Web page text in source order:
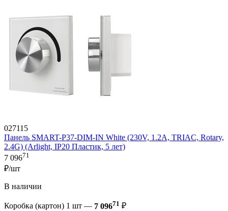
027115
Панель SMART-P37-DIM-IN White (230V, 1.2A, TRIAC, Rotary,
2.4G) (Arlight, IP20 Пластик, 5 лет)
7 09671
₽/шт
В наличии
Коробка (картон) 1 шт — 7 09671 ₽